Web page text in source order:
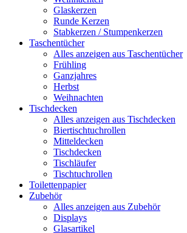
Glaskerzen
Runde Kerzen
Stabkerzen / Stumpenkerzen
Taschentücher
Alles anzeigen aus Taschentücher
Frühling
Ganzjahres
Herbst
Weihnachten
Tischdecken
Alles anzeigen aus Tischdecken
Biertischtuchrollen
Mitteldecken
Tischdecken
Tischläufer
Tischtuchrollen
Toilettenpapier
Zubehör
Alles anzeigen aus Zubehör
Displays
Glasartikel